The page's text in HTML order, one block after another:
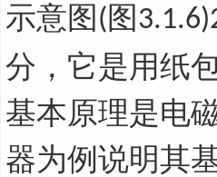
示意图 ( 图
分，它是用纸
基本原理是电
器为例说明其